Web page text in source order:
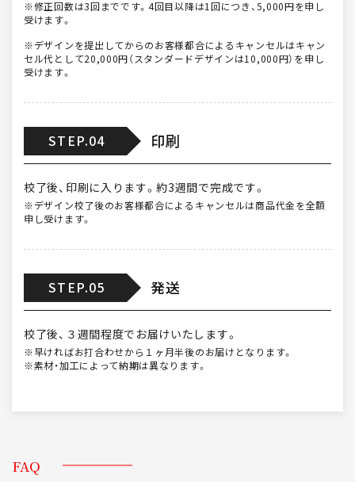
※修正回数は3回までです。4回目以降は1回につき、5,000円を申し
受けます。
※デザインを提出してからのお客様都合によるキャンセルはキャン
セル代として20,000円（スタンダードデザインは10,000円）を申し
受けます。
STEP.04 印刷
校了後、印刷に入ります。約3週間で完成です。
※デザイン校了後のお客様都合によるキャンセルは商品代金を全額
申し受けます。
STEP.05 発送
校了後、３週間程度でお届けいたします。
※早ければお打合わせから１ヶ月半後のお届けとなります。
※素材・加工によって納期は異なります。
FAQ